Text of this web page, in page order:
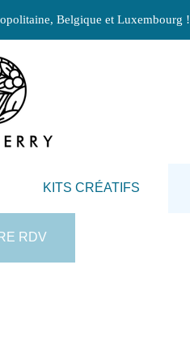
Belgique et Luxembourg !
KITS CRÉATIFS
RDV